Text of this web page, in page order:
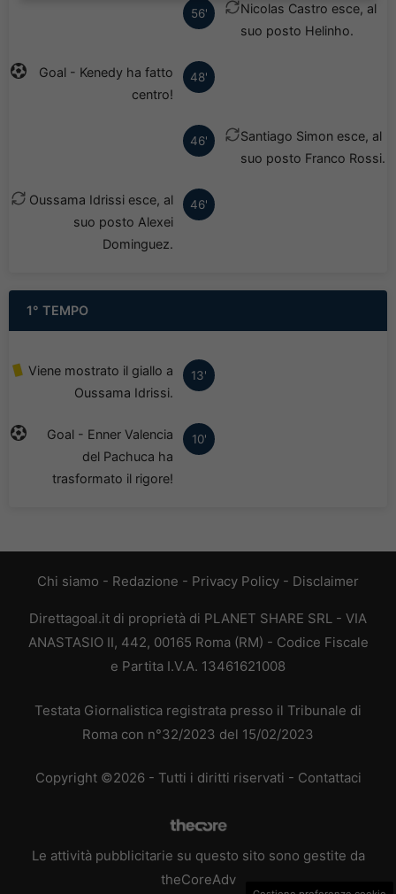
56'
Nicolas Castro esce, al
suo posto Helinho.
48'
Goal - Kenedy ha fatto
centro!
46'
Santiago Simon esce, al
suo posto Franco Rossi.
46'
Oussama Idrissi esce, al
suo posto Alexei
Dominguez.
1° TEMPO
13'
Viene mostrato il giallo a
Oussama Idrissi.
10'
Goal - Enner Valencia
del Pachuca ha
trasformato il rigore!
Chi siamo - Redazione - Privacy Policy - Disclaimer
Direttagoal.it di proprietà di PLANET SHARE SRL - VIA
ANASTASIO II, 442, 00165 Roma (RM) - Codice Fiscale
e Partita I.V.A. 13461621008
Testata Giornalistica registrata presso il Tribunale di
Roma con n°32/2023 del 15/02/2023
Copyright ©2026 - Tutti i diritti riservati - Contattaci
Le attività pubblicitarie su questo sito sono gestite da
theCoreAdv